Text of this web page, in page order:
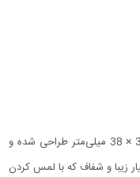
این محصول یکی از جذابترین ساعت های ال ای دی موجود در بازار است که دقیقا طرح اپل واچ (سری 3) طراحی شده است. صفحه نمایشی و مستطیل شکل ساعت در ابعاد 32 × 38 میلی‌متر طراحی شده و
زیبا و شفاف که با لمس کردن